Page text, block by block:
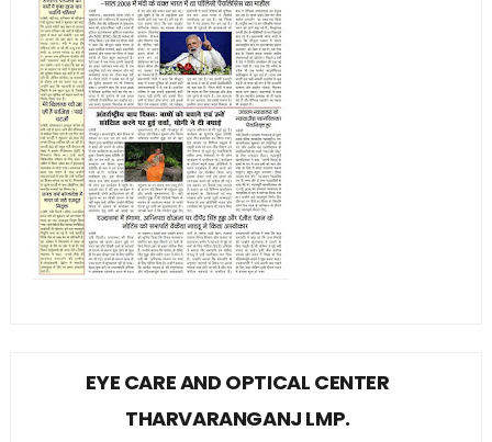
EYE CARE AND OPTICAL CENTER
THARVARANGANJ LMP.